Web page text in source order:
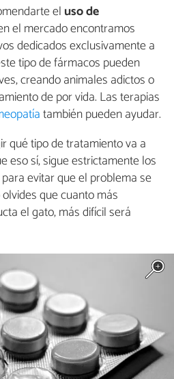
el uso de
el mercado encontramos
dedicados exclusivamente a
tipo de fármacos pueden
creando animales adictos o
de por vida. Las terapias
también pueden ayudar.
qué tipo de tratamiento va a
eso sí, sigue estrictamente los
evitar que el problema se
que cuanto más
el gato, más difícil será